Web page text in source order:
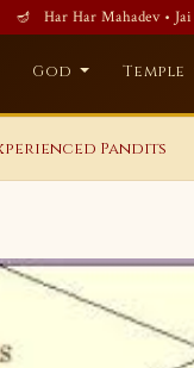
🪔 Har Har Mahadev •
God Temple
Pandits